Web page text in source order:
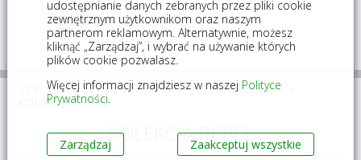
Mój koszyk (0)
STRONA GŁÓWNA PŁYTKI
PŁYTKI GRESOWE
KOLEKCJA REBEL
KOLEKCJA REBEL
udostępnianie danych zebranych przez pliki cookie
zewnętrznym użytkownikom oraz naszym
partnerom reklamowym. Alternatywnie, możesz
kliknąć „Zarządzaj”, i wybrać na używanie których
plików cookie pozwalasz.
Więcej informacji znajdziesz w naszej Polityce
Prywatności.
Zarządzaj Zaakceptuj wszystkie